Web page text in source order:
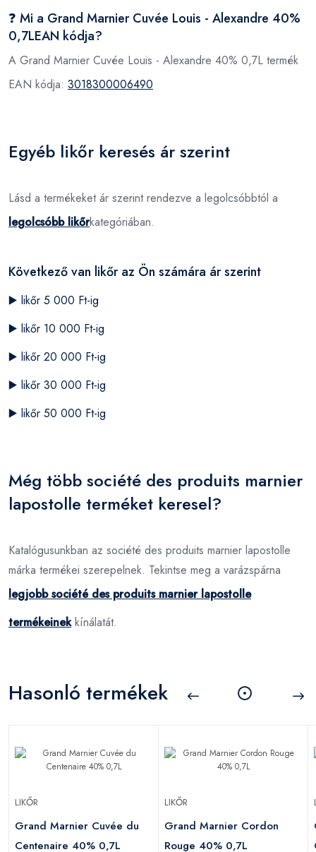
❓ Mi a Grand Marnier Cuvée Louis - Alexandre 40%
0,7LEAN kódja?
A Grand Marnier Cuvée Louis - Alexandre 40% 0,7L termék
EAN kódja: 3018300006490
Egyéb likőr keresés ár szerint
Lásd a termékeket ár szerint rendezve a legolcsóbbtól a
legolcsóbb likőrkategóriában.
Következő van likőr az Ön számára ár szerint
▶️ likőr 5 000 Ft-ig
▶️ likőr 10 000 Ft-ig
▶️ likőr 20 000 Ft-ig
▶️ likőr 30 000 Ft-ig
▶️ likőr 50 000 Ft-ig
Még több société des produits marnier
lapostolle terméket keresel?
Katalógusunkban az société des produits marnier lapostolle
márka termékei szerepelnek. Tekintse meg a varázspárna
legjobb société des produits marnier lapostolle
termékeinekkínálatát.
Hasonló termékek
LIKŐR
Grand Marnier Cuvée du
Centenaire 40% 0,7L
LIKŐR
Grand Marnier Cordon
Rouge 40% 0,7L